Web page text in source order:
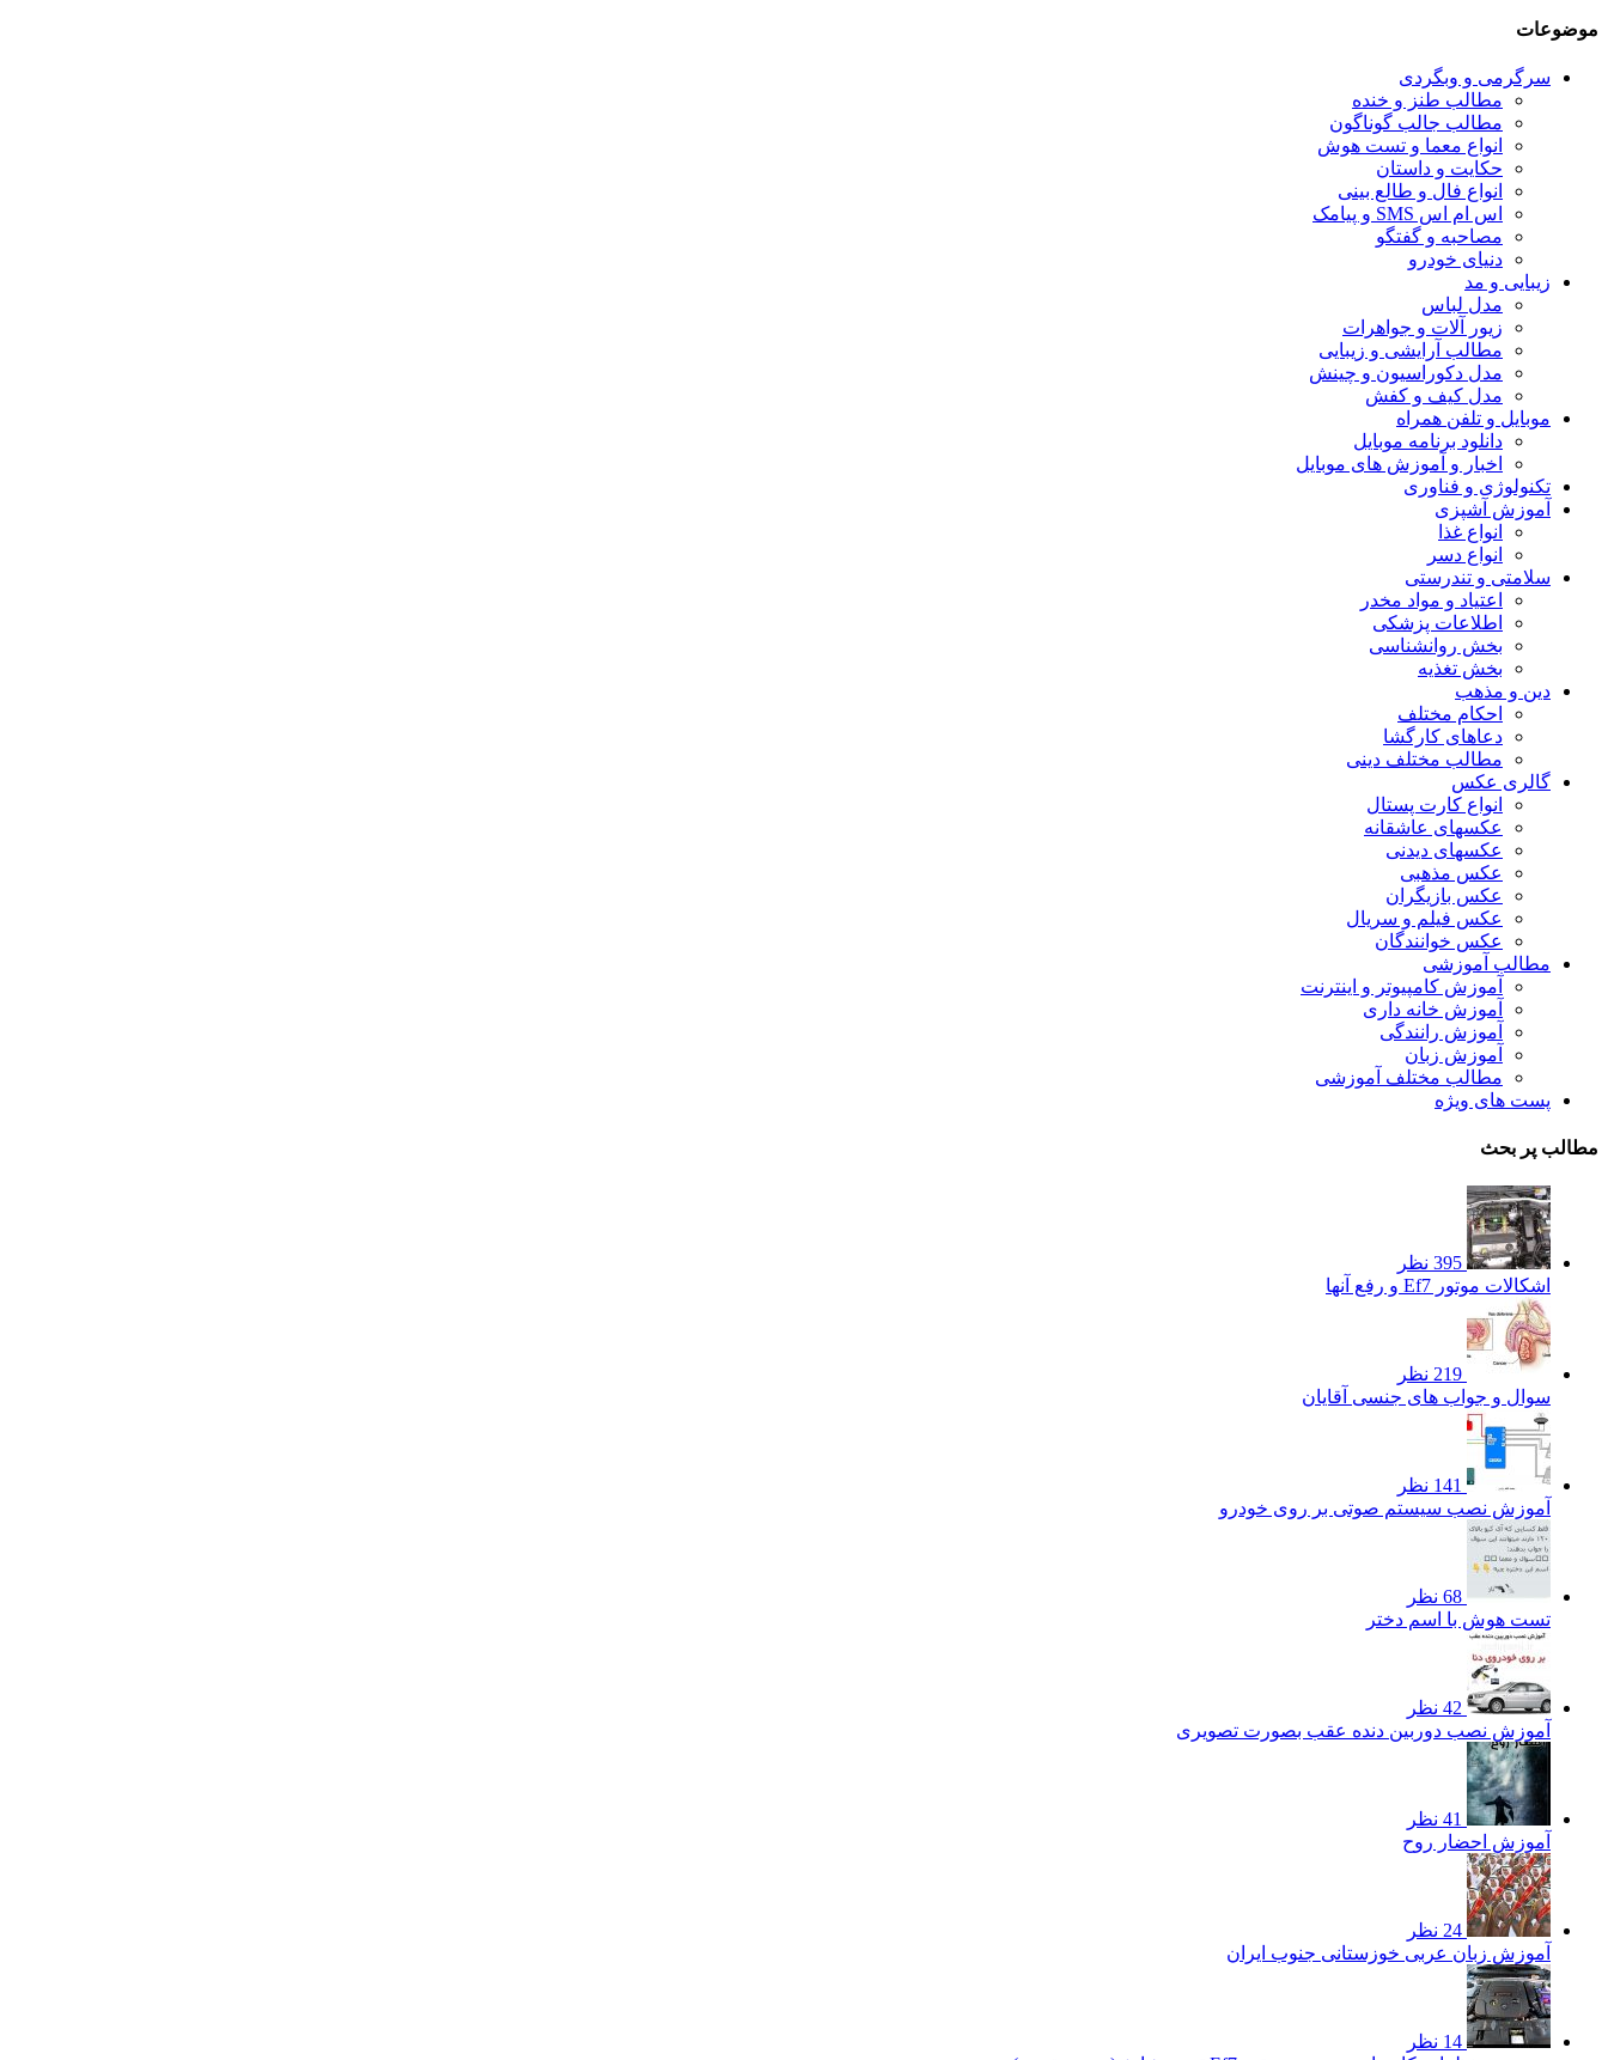
موضوعات
سرگرمی و وبگردی
مطالب طنز و خنده
مطالب جالب گوناگون
انواع معما و تست هوش
حکایت و داستان
انواع فال و طالع بینی
اس ام اس SMS و پیامک
مصاحبه و گفتگو
دنیای خودرو
زیبایی و مد
مدل لباس
زیور آلات و جواهرات
مطالب آرایشی و زیبایی
مدل دکوراسیون و چینش
مدل کیف و کفش
موبایل و تلفن همراه
دانلود برنامه موبایل
اخبار و آموزش های موبایل
تکنولوژی و فناوری
آموزش آشپزی
انواع غذا
انواع دسر
سلامتی و تندرستی
اعتیاد و مواد مخدر
اطلاعات پزشکی
بخش روانشناسی
بخش تغذیه
دین و مذهب
احکام مختلف
دعاهای کارگشا
مطالب مختلف دینی
گالری عکس
انواع کارت پستال
عکسهای عاشقانه
عکسهای دیدنی
عکس مذهبی
عکس بازیگران
عکس فیلم و سریال
عکس خوانندگان
مطالب آموزشی
آموزش کامپیوتر و اینترنت
آموزش خانه داری
آموزش رانندگی
آموزش زبان
مطالب مختلف آموزشی
پست های ویژه
مطالب پر بحث
395 نظر
اشکالات موتور Ef7 و رفع آنها
219 نظر
سوال و جواب های جنسی آقایان
141 نظر
آموزش نصب سیستم صوتی بر روی خودرو
68 نظر
تست هوش با اسم دختر
42 نظر
آموزش نصب دوربین دنده عقب بصورت تصویری
41 نظر
آموزش احضار روح
24 نظر
آموزش زبان عربی خوزستانی جنوب ایران
14 نظر